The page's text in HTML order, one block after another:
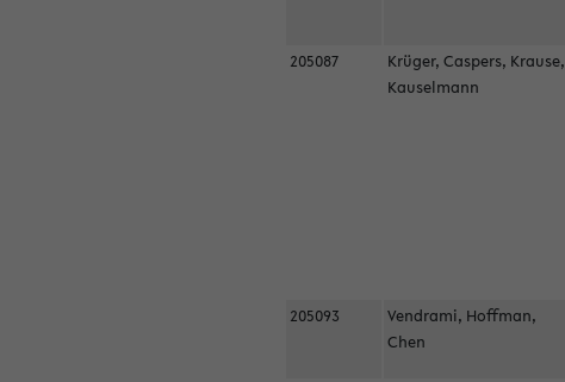
205087
Krüger, Caspers, Krause,
Kauselmann
205093
Vendrami, Hoffman,
Chen